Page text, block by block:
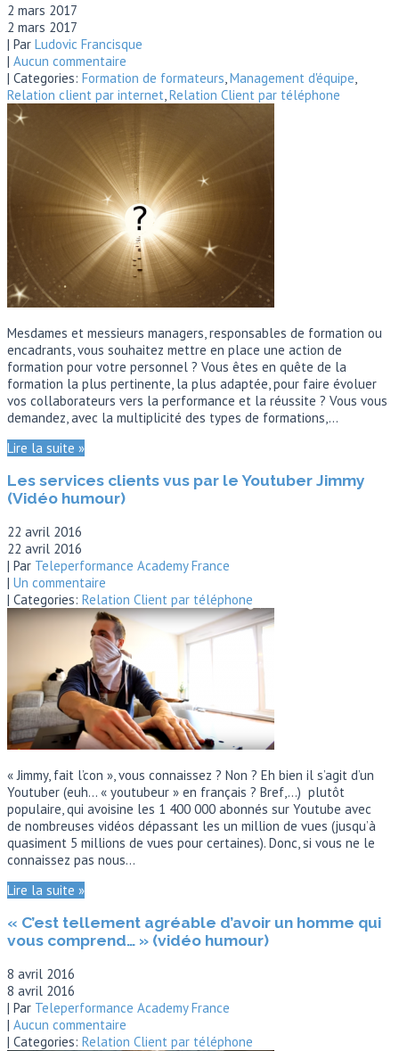
2 mars 2017
2 mars 2017
| Par Ludovic Francisque
| Aucun commentaire
| Categories: Formation de formateurs Management d'équipe
Relation client par internet Relation Client par téléphone
Mesdames et messieurs managers, responsables de formation ou
encadrants, vous souhaitez mettre en place une action de
formation pour votre personnel ? Vous êtes en quête de la
formation la plus pertinente, la plus adaptée, pour faire évoluer
vos collaborateurs vers la performance et la réussite ? Vous vous
demandez, avec la multiplicité des types de formations,…
Lire la suite »
Les services clients vus par le Youtuber Jimmy
(Vidéo humour)
22 avril 2016
22 avril 2016
| Par Teleperformance Academy France
| Un commentaire
| Categories: Relation Client par téléphone
« Jimmy, fait l’con », vous connaissez ? Non ? Eh bien il s’agit d’un
Youtuber (euh… « youtubeur » en français ? Bref,…) plutôt
populaire, qui avoisine les 1 400 000 abonnés sur Youtube avec
de nombreuses vidéos dépassant les un million de vues (jusqu’à
quasiment 5 millions de vues pour certaines). Donc, si vous ne le
connaissez pas nous…
Lire la suite »
« C’est tellement agréable d’avoir un homme qui
vous comprend… » (vidéo humour)
8 avril 2016
8 avril 2016
| Par Teleperformance Academy France
| Aucun commentaire
| Categories: Relation Client par téléphone